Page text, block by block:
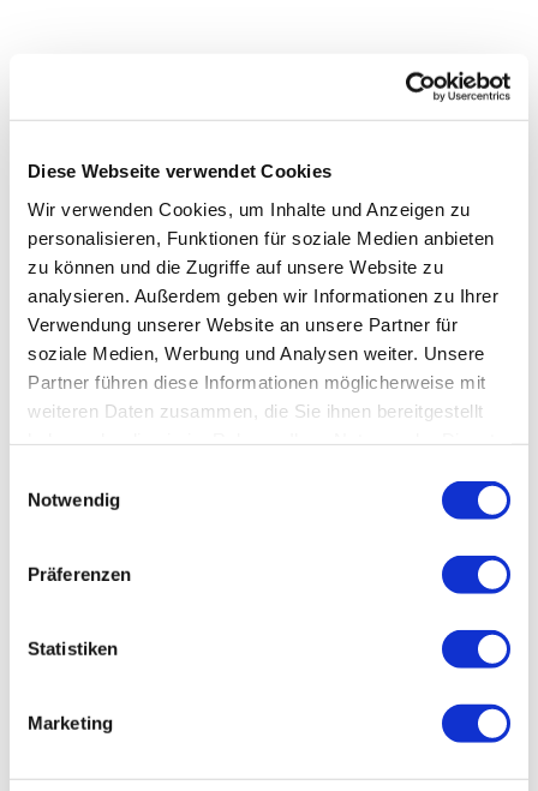
Diese Webseite verwendet Cookies
Wir verwenden Cookies, um Inhalte und Anzeigen zu
personalisieren, Funktionen für soziale Medien anbieten
zu können und die Zugriffe auf unsere Website zu
analysieren. Außerdem geben wir Informationen zu Ihrer
Verwendung unserer Website an unsere Partner für
soziale Medien, Werbung und Analysen weiter. Unsere
Partner führen diese Informationen möglicherweise mit
weiteren Daten zusammen, die Sie ihnen bereitgestellt
Notwendig
Präferenzen
Statistiken
Marketing